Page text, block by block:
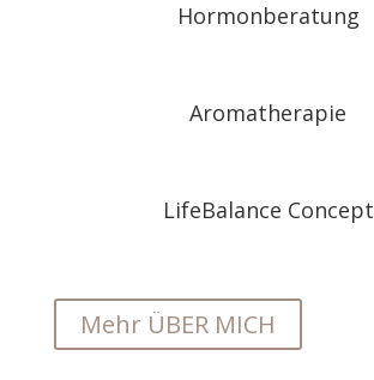
Hormonberatung
Aromatherapie
LifeBalance Concept
Mehr ÜBER MICH